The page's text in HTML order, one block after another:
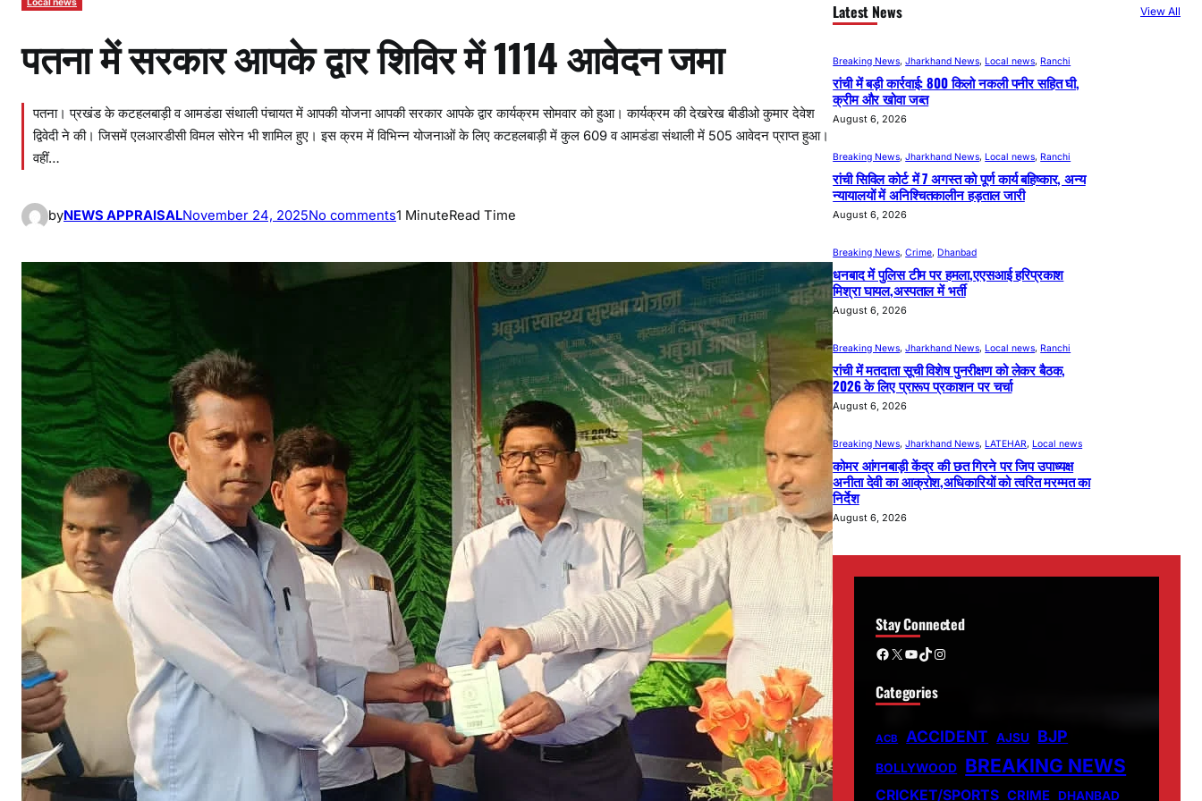
Local news
पतना में सरकार आपके द्वार शिविर में 1114 आवेदन जमा
पतना। प्रखंड के कटहलबाड़ी व आमडंडा संथाली पंचायत में आपकी योजना आपकी सरकार आपके द्वार कार्यक्रम सोमवार को हुआ। कार्यक्रम की देखरेख बीडीओ कुमार देवेश
द्विवेदी ने की। जिसमें एलआरडीसी विमल सोरेन भी शामिल हुए। इस क्रम में विभिन्न योजनाओं के लिए कटहलबाड़ी में कुल 609 व आमडंडा संथाली में 505 आवेदन प्राप्त हुआ।
वहीं…
byNEWS APPRAISALNovember 24, 2025No commentso
प
र
आ
प
के
द्वा
र
शि
वि
र
में
1
1
1
4
आ
वे
द
1 MinuteRead Time
Latest News View All
Breaking News, Jharkhand News, Local news, Ranchi
रांची में बड़ी कार्रवाई: 800 किलो नकली पनीर सहित घी,
क्रीम और खोवा जब्त
August 6, 2026
Breaking News, Jharkhand News, Local news, Ranchi
रांची सिविल कोर्ट में 7 अगस्त को पूर्ण कार्य बहिष्कार, अन्य
न्यायालयों में अनिश्चितकालीन हड़ताल जारी
August 6, 2026
Breaking News, Crime, Dhanbad
धनबाद में पुलिस टीम पर हमला,एएसआई हरिप्रकाश
मिश्रा घायल,अस्पताल में भर्ती
August 6, 2026
Breaking News, Jharkhand News, Local news, Ranchi
रांची में मतदाता सूची विशेष पुनरीक्षण को लेकर बैठक,
2026 के लिए प्रारूप प्रकाशन पर चर्चा
August 6, 2026
Breaking News, Jharkhand News, LATEHAR, Local news
कोमर आंगनबाड़ी केंद्र की छत गिरने पर जिप उपाध्यक्ष
अनीता देवी का आक्रोश,अधिकारियों को त्वरित मरम्मत का
निर्देश
August 6, 2026
Stay Connected
Facebook X YouTube TikTok Instagram
Categories
ACB ACCIDENT AJSU BJP
BOLLYWOOD BREAKING NEWS
CRICKET/SPORTS CRIME DHANBAD